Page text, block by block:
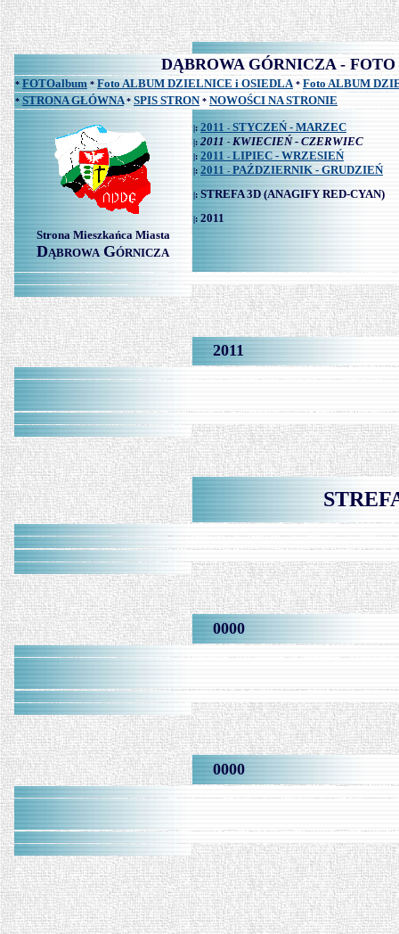
DĄBROWA GÓRNICZA - FOTO
* FOTOalbum * Foto ALBUM DZIELNICE i OSIEDLA * Foto ALBUM
* STRONA GŁÓWNA * SPIS STRON * NOWOŚCI NA STRONIE
Strona Mieszkańca Miasta
DĄBROWA GÓRNICZA
|: 2011 - STYCZEŃ - MARZEC
|: 2011 - KWIECIEŃ - CZERWIEC
|: 2011 - LIPIEC - WRZESIEŃ
|: 2011 - PAŹDZIERNIK - GRUDZIEŃ
|: STREFA 3D (ANAGIFY RED-CYAN)
|: 2011
2011
0000
0000